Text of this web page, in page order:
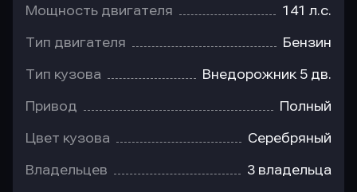
Мощность двигателя 141 л.с.
Тип двигателя Бензин
Тип кузова Внедорожник 5 дв.
Привод Полный
Цвет кузова Серебряный
Владельцев 3 владельца